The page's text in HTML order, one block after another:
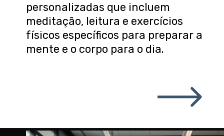
personalizadas que incluem
meditação, leitura e exercícios
físicos específicos para preparar a
mente e o corpo para o dia.